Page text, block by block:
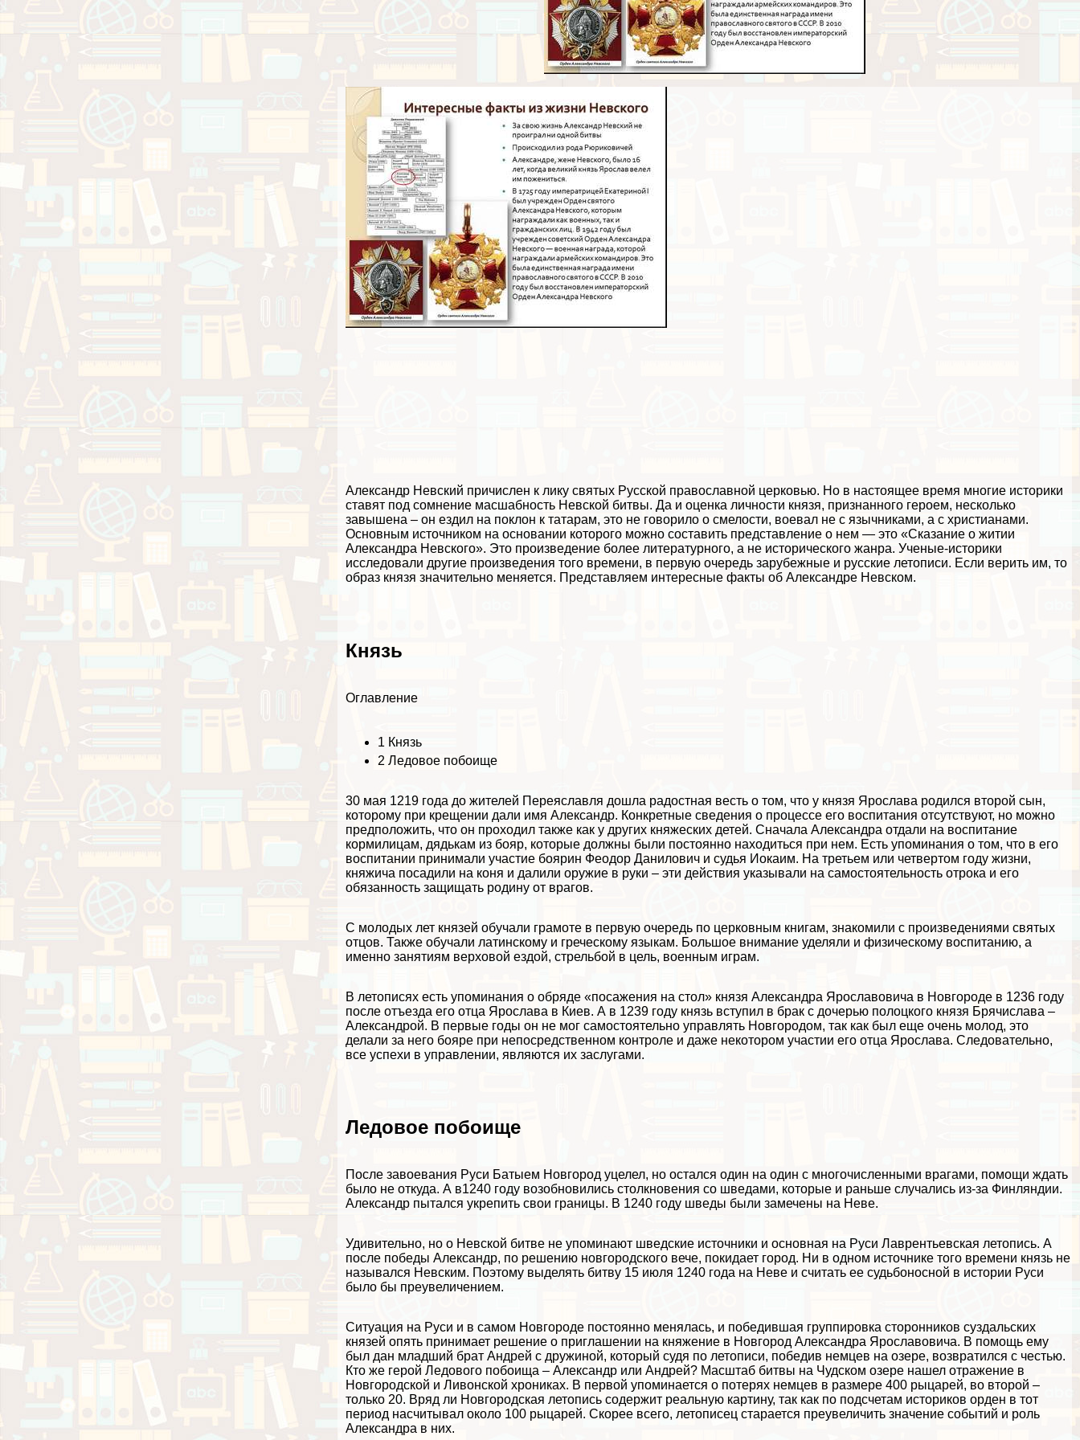
Александр Невский причислен к лику святых Русской православной церковью. Но в настоящее время многие историки
ставят под сомнение масшабность Невской битвы. Да и оценка личности князя, признанного героем, несколько
завышена – он ездил на поклон к татарам, это не говорило о смелости, воевал не с язычниками, а с христианами.
Основным источником на основании которого можно составить представление о нем — это «Сказание о житии
Александра Невского». Это произведение более литературного, а не исторического жанра. Ученые-историки
исследовали другие произведения того времени, в первую очередь зарубежные и русские летописи. Если верить им, то
образ князя значительно меняется. Представляем интересные факты об Александре Невском.
Князь
Оглавление
1 Князь
2 Ледовое побоище
30 мая 1219 года до жителей Переяславля дошла радостная весть о том, что у князя Ярослава родился второй сын,
которому при крещении дали имя Александр. Конкретные сведения о процессе его воспитания отсутствуют, но можно
предположить, что он проходил также как у других княжеских детей. Сначала Александра отдали на воспитание
кормилицам, дядькам из бояр, которые должны были постоянно находиться при нем. Есть упоминания о том, что в его
воспитании принимали участие боярин Феодор Данилович и судья Иокаим. На третьем или четвертом году жизни,
княжича посадили на коня и далили оружие в руки – эти действия указывали на самостоятельность отрока и его
обязанность защищать родину от врагов.
С молодых лет князей обучали грамоте в первую очередь по церковным книгам, знакомили с произведениями святых
отцов. Также обучали латинскому и греческому языкам. Большое внимание уделяли и физическому воспитанию, а
именно занятиям верховой ездой, стрельбой в цель, военным играм.
В летописях есть упоминания о обряде «посажения на стол» князя Александра Ярославовича в Новгороде в 1236 году
после отъезда его отца Ярослава в Киев. А в 1239 году князь вступил в бpaк с дочерью полоцкого князя Брячислава –
Александрой. В первые годы он не мог самостоятельно управлять Новгородом, так как был еще очень молод, это
делали за него бояре при непосредственном контроле и даже некотором участии его отца Ярослава. Следовательно,
все успехи в управлении, являются их заслугами.
Ледовое побоище
После завоевания Руси Батыем Новгород уцелел, но остался один на один с многочисленными врагами, помощи ждать
было не откуда. А в1240 году возобновились столкновения со шведами, которые и раньше случались из-за Финляндии.
Александр пытался укрепить свои границы. В 1240 году шведы были замечены на Неве.
Удивительно, но о Невской битве не упоминают шведские источники и основная на Руси Лаврентьевская летопись. А
после победы Александр, по решению новгородского вече, покидает город. Ни в одном источнике того времени князь не
назывался Невским. Поэтому выделять битву 15 июля 1240 года на Неве и считать ее судьбоносной в истории Руси
было бы преувеличением.
Ситуация на Руси и в самом Новгороде постоянно менялась, и победившая группировка сторонников суздальских
князей опять принимает решение о приглашении на княжение в Новгород Александра Ярославовича. В помощь ему
был дан младший брат Андрей с дружиной, который судя по летописи, победив немцев на озере, возвратился с честью.
Кто же герой Ледового побоища – Александр или Андрей? Масштаб битвы на Чудском озере нашел отражение в
Новгородской и Ливонской хрониках. В первой упоминается о потерях немцев в размере 400 рыцарей, во второй –
только 20. Вряд ли Новгородская летопись содержит реальную картину, так как по подсчетам историков орден в тот
период насчитывал около 100 рыцарей. Скорее всего, летописец старается преувеличить значение событий и роль
Александра в них.